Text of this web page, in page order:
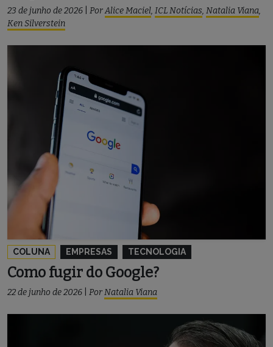
23 de junho de 2026 PorAlice Maciel, ICL Notícias, Natalia Viana,
Ken Silverstein
COLUNA EMPRESAS TECNOLOGIA
Como fugir do Google?
22 de junho de 2026 PorNatalia Viana